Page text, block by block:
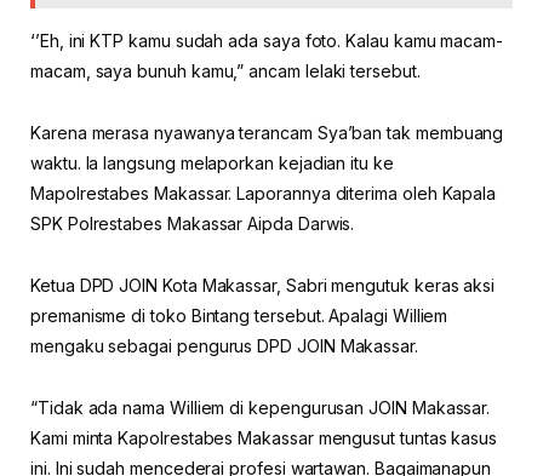
‘’Eh, ini KTP kamu sudah ada saya foto. Kalau kamu macam-
macam, saya bunuh kamu,” ancam lelaki tersebut.
Karena merasa nyawanya terancam Sya’ban tak membuang
waktu. Ia langsung melaporkan kejadian itu ke
Mapolrestabes Makassar. Laporannya diterima oleh Kapala
SPK Polrestabes Makassar Aipda Darwis.
Ketua DPD JOIN Kota Makassar, Sabri mengutuk keras aksi
premanisme di toko Bintang tersebut. Apalagi Williem
mengaku sebagai pengurus DPD JOIN Makassar.
“Tidak ada nama Williem di kepengurusan JOIN Makassar.
Kami minta Kapolrestabes Makassar mengusut tuntas kasus
ini. Ini sudah mencederai profesi wartawan. Bagaimanapun